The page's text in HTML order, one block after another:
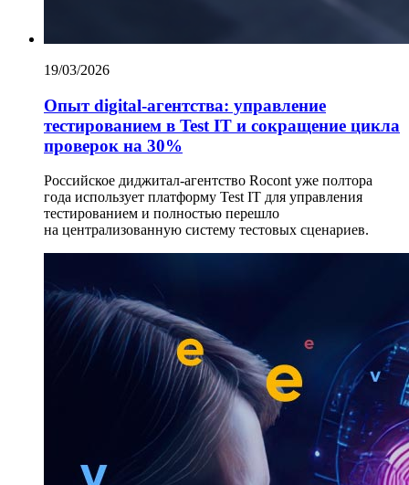
19/03/2026
Опыт digital-агентства: управление
тестированием в Test IT и сокращение цикла
проверок на 30%
Российское диджитал-агентство Rocont уже полтора
года использует платформу Test IT для управления
тестированием и полностью перешло
на централизованную систему тестовых сценариев.